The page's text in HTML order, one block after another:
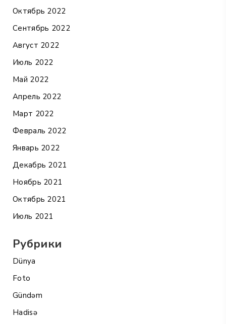
Октябрь 2022
Сентябрь 2022
Август 2022
Июль 2022
Май 2022
Апрель 2022
Март 2022
Февраль 2022
Январь 2022
Декабрь 2021
Ноябрь 2021
Октябрь 2021
Июль 2021
Рубрики
Dünya
Foto
Gündəm
Hadisə